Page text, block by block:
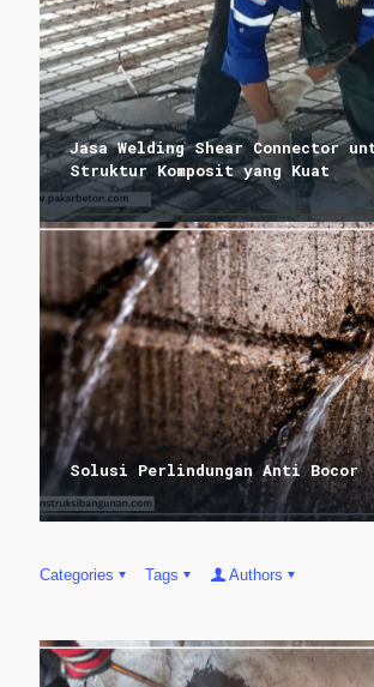
Jasa Welding Shear Connector
Struktur Komposit yang Kuat
Solusi Perlindungan Anti Bocor
Categories Tags Authors